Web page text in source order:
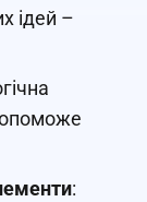
ідей –
: